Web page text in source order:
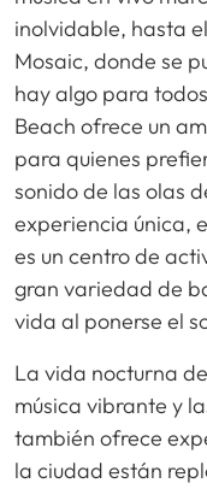
inolvidable, hasta
Mosaic, donde se
hay algo para
Beach ofrece un
para quienes
sonido de las olas
experiencia única,
es un centro de
gran variedad de
vida al ponerse el
La vida nocturna
música vibrante y
también ofrece
la ciudad están